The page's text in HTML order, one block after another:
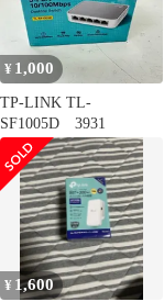
¥ 1,000
TP-LINK TL-
SF1005D 3931
¥ 1,600